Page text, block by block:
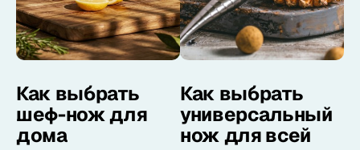
Как выбрать
шеф-нож для
дома
Как выбрать
универсальный
нож для всей